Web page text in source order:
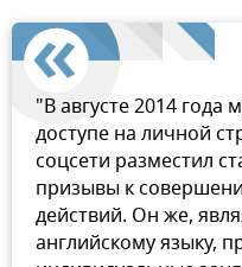
"В августе 2014
доступе на личной
соцсети разместил
призывы к
действий. Он же,
английскому языку,